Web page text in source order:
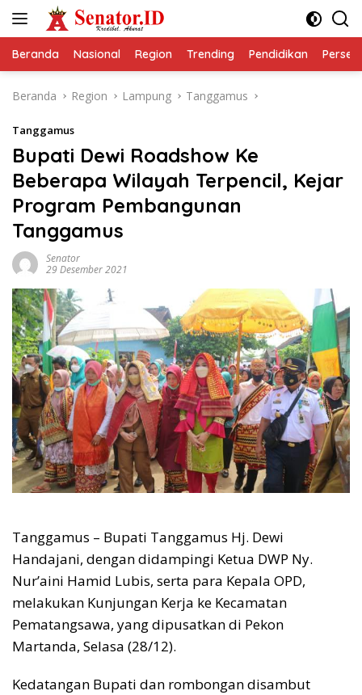
Beranda Nasional Region Trending Pendidikan
Beranda Region Lampung Tanggamus
Tanggamus
Bupati Dewi Roadshow Ke
Beberapa Wilayah Terpencil, Kejar
Program Pembangunan
Tanggamus
Senator
29 Desember 2021
Tanggamus – Bupati Tanggamus Hj. Dewi
Handajani, dengan didampingi Ketua DWP Ny.
Nur’aini Hamid Lubis, serta para Kepala OPD,
melakukan Kunjungan Kerja ke Kecamatan
Pematangsawa, yang dipusatkan di Pekon
Martanda, Selasa (28/12).
Kedatangan Bupati dan rombongan disambut